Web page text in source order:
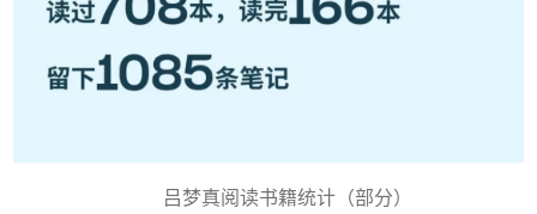
吕梦真阅读书籍统计（部分）